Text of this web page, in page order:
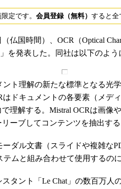
定です。 会員登録（無料） すると全
仏国時間）、OCR（Optical
を発表した。同社は以下のよう
ト理解の新たな標準となる光
はドキュメントの各要素（メデ
理解する。Mistral OCRは画像
ーブしてコンテンツを抽出する
ダル文書（スライドや複雑な
ムと組み合わせて使用するの
タント「Le Chat」の数百万人